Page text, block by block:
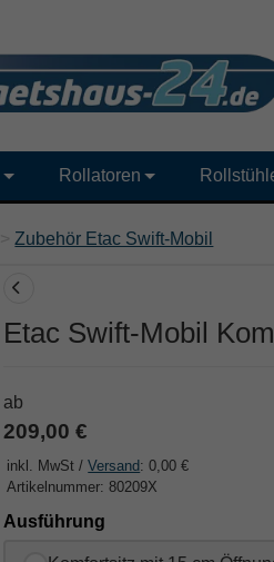
Rollatoren
Zubehör Etac Swift-Mobil
Etac Swift-Mobil
ab
209,00 €
inkl. MwSt /Versand: 0,00 €
Artikelnummer: 80209X
Ausführung